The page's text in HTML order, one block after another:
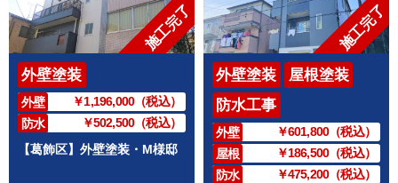
施工完了
外壁塗装
外壁
￥1,196,000（税込）
防水
￥502,500（税込）
【葛飾区】外壁塗装・M様邸
施工完了
外壁塗装
屋根塗装
防水工事
外壁
￥601,800（税込）
屋根
￥186,500（税込）
防水
￥475,200（税込）